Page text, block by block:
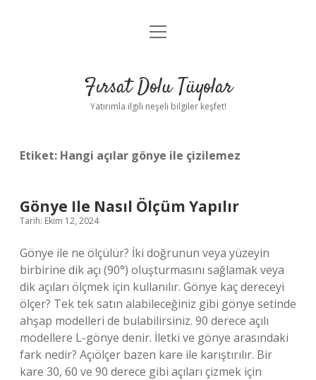
Gizlilik Politikası
Yasal Uyarı
menüyü
Fırsat Dolu Tüyolar
Yatırımla ilgili neşeli bilgiler keşfet!
Etiket: Hangi açılar gönye ile çizilemez
Gönye Ile Nasıl Ölçüm Yapılır
Tarih: Ekim 12, 2024
Gönye ile ne ölçülür? İki doğrunun veya yüzeyin
birbirine dik açı (90°) oluşturmasını sağlamak veya
dik açıları ölçmek için kullanılır. Gönye kaç dereceyi
ölçer? Tek tek satın alabileceğiniz gibi gönye setinde
ahşap modelleri de bulabilirsiniz. 90 derece açılı
modellere L-gönye denir. İletki ve gönye arasındaki
fark nedir? Açıölçer bazen kare ile karıştırılır. Bir
kare 30, 60 ve 90 derece gibi açıları çizmek için